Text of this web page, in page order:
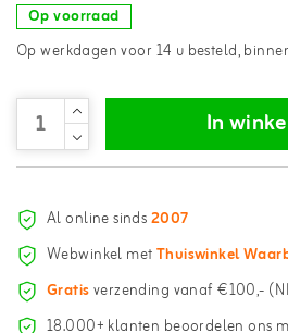
Op voorraad
Op werkdagen voor 14 u besteld,
In
Al online sinds2007
Webwinkel metThuiswinkel
Gratisverzending vanaf €100,-
18.000+ klanten beoordelen ons